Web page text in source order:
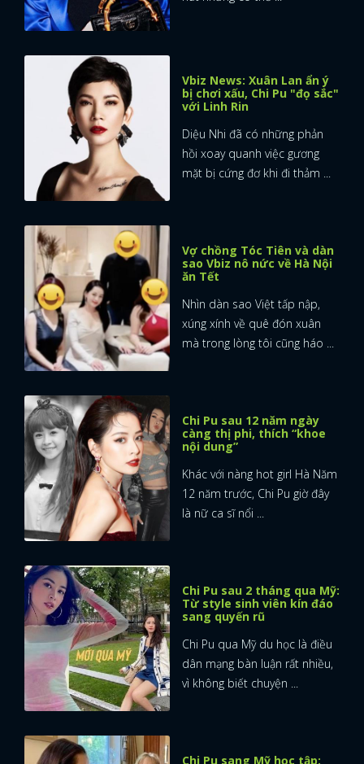
Vbiz News: Xuân Lan ẩn ý
bị chơi xấu, Chi Pu "đọ sắc"
với Linh Rin
Diệu Nhi đã có những phản
hồi xoay quanh việc gương
mặt bị cứng đơ khi đi thảm ...
Vợ chồng Tóc Tiên và dàn
sao Vbiz nô nức về Hà Nội
ăn Tết
Nhìn dàn sao Việt tấp nập,
xúng xính về quê đón xuân
mà trong lòng tôi cũng háo ...
Chi Pu sau 12 năm ngày
càng thị phi, thích “khoe
nội dung”
Khác với nàng hot girl Hà Năm
12 năm trước, Chi Pu giờ đây
là nữ ca sĩ nổi ...
Chi Pu sau 2 tháng qua Mỹ:
Từ style sinh viên kín đáo
sang quyến rũ
Chi Pu qua Mỹ du học là điều
dân mạng bàn luận rất nhiều,
vì không biết chuyện ...
Chi Pu sang Mỹ học tập: